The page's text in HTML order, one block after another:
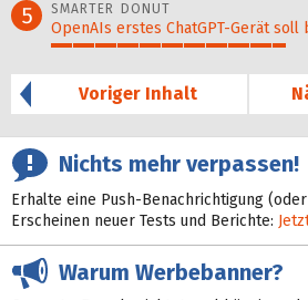
5 SMARTER DONUT
OpenAIs erstes ChatGPT-Gerät
Voriger Inhalt
Nichts mehr verpassen!
Erhalte eine Push-Benachrichtigung
Erscheinen neuer Tests und Berichte:
Warum Werbebanner?